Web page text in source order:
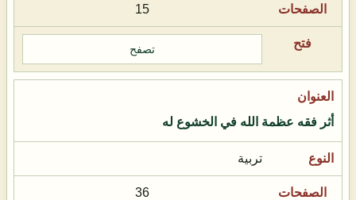
15
تصفح
أثر فقه عظمة الله في الخشوع له
تربية
36